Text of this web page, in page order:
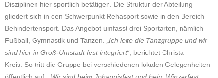
Disziplinen hier sportlich betätigen. Die Struktur der Abteilung
gliedert sich in den Schwerpunkt Rehasport sowie in den Bereich
Behindertensport. Das Angebot umfasst drei Sportarten, nämlich
Fußball, Gymnastik und Tanzen.
„Ich leite die Tanzgruppe und wir
sind hier in Groß-Umstadt fest integriert“ , berichtet Christa
Kreis. So tritt die Gruppe bei verschiedenen lokalen Gelegenheiten